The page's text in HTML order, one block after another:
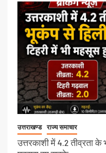
उत्तराखण्ड राज्य समाचार
उत्तरकाशी में 4.2 तीव्रता के